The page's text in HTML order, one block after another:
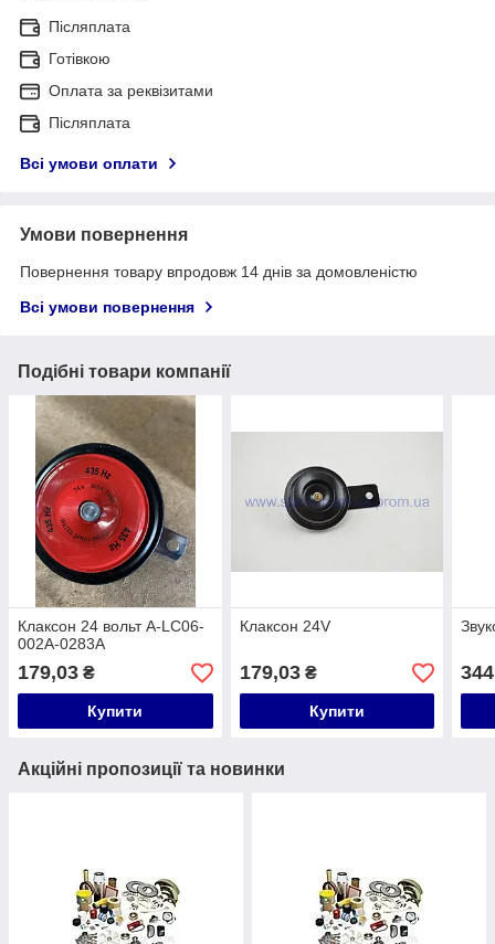
Післяплата
Готівкою
Оплата за реквізитами
Післяплата
Всі умови оплати
Умови повернення
Повернення товару впродовж 14 днів за домовленістю
Всі умови повернення
Подібні товари компанії
Клаксон 24 вольт A-LC06-
002A-0283A
179,03 ₴
Купити
Клаксон 24V
179,03₴
Купити
Акційні пропозиції та новинки